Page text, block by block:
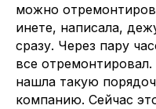
можно
инете, написала,
сразу. Через пару
все
нашла такую
компанию. Сейчас